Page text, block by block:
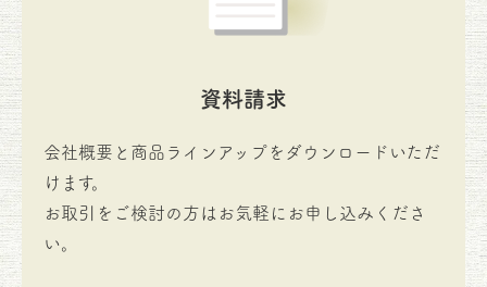
資料請求
会社概要と商品ラインアップをダウンロードいただ
けます。
お取引をご検討の方はお気軽にお申し込みくださ
い。